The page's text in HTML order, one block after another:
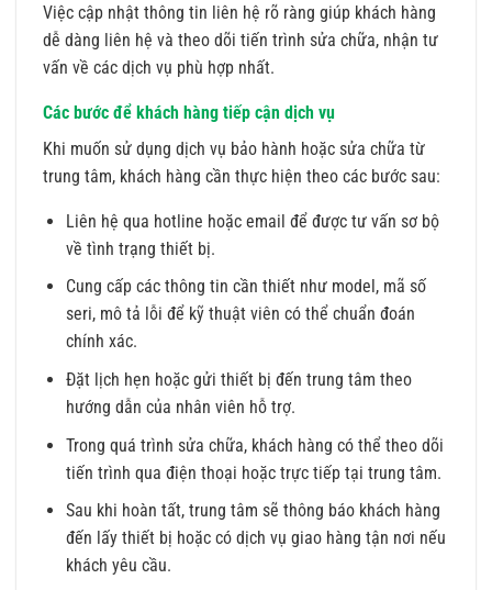
Việc cập nhật thông tin liên hệ rõ ràng giúp khách hàng
dễ dàng liên hệ và theo dõi tiến trình sửa chữa, nhận tư
vấn về các dịch vụ phù hợp nhất.
Các bước để khách hàng tiếp cận dịch vụ
Khi muốn sử dụng dịch vụ bảo hành hoặc sửa chữa từ
trung tâm, khách hàng cần thực hiện theo các bước sau:
Liên hệ qua hotline hoặc email để được tư vấn sơ bộ
về tình trạng thiết bị.
Cung cấp các thông tin cần thiết như model, mã số
seri, mô tả lỗi để kỹ thuật viên có thể chuẩn đoán
chính xác.
Đặt lịch hẹn hoặc gửi thiết bị đến trung tâm theo
hướng dẫn của nhân viên hỗ trợ.
Trong quá trình sửa chữa, khách hàng có thể theo dõi
tiến trình qua điện thoại hoặc trực tiếp tại trung tâm.
Sau khi hoàn tất, trung tâm sẽ thông báo khách hàng
đến lấy thiết bị hoặc có dịch vụ giao hàng tận nơi nếu
khách yêu cầu.